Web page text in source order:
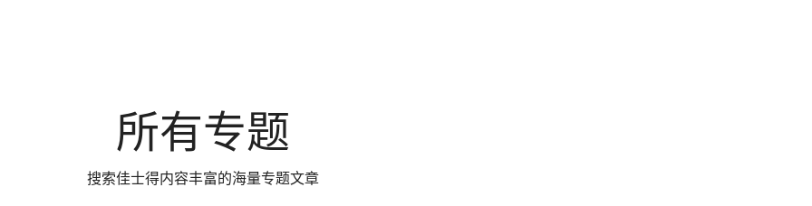
所有专题
搜索佳士得内容丰富的海量专题文章